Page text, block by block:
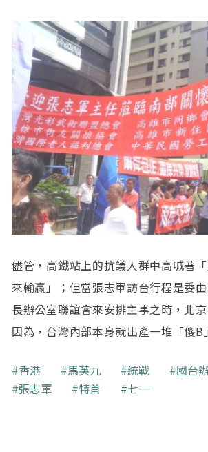
儘管，高鐵站上的抗議人群中高喊著
來輸贏」；但當張志軍訪台行程是委
長辦公室聯誼會來安排主事之時，北
因為，台灣內部本身就出產一堆「傻B
關鍵字
香港 馬英九 統戰 國台
張志軍
特首 七一